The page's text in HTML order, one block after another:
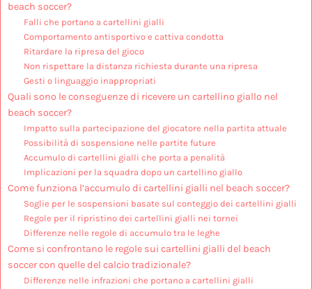
beach soccer?
Falli che portano a cartellini gialli
Comportamento antisportivo e cattiva condotta
Ritardare la ripresa del gioco
Non rispettare la distanza richiesta durante una ripresa
Gesti o linguaggio inappropriati
Quali sono le conseguenze di ricevere un cartellino giallo nel
beach soccer?
Impatto sulla partecipazione del giocatore nella partita attuale
Possibilità di sospensione nelle partite future
Accumulo di cartellini gialli che porta a penalità
Implicazioni per la squadra dopo un cartellino giallo
Come funziona l’accumulo di cartellini gialli nel beach soccer?
Soglie per le sospensioni basate sul conteggio dei cartellini gialli
Regole per il ripristino dei cartellini gialli nei tornei
Differenze nelle regole di accumulo tra le leghe
Come si confrontano le regole sui cartellini gialli del beach
soccer con quelle del calcio tradizionale?
Differenze nelle infrazioni che portano a cartellini gialli